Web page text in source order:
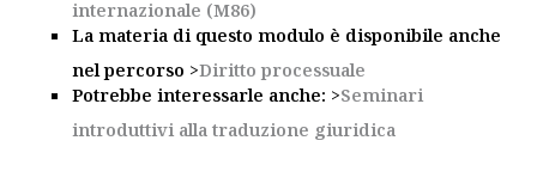
internazionale (M86)
La materia di questo modulo è disponibile anche
nelpercorso >Diritto processuale
Potrebbe interessarle anche: >Seminari
introduttivi alla traduzione giuridica